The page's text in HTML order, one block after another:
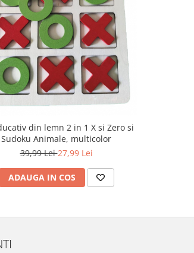
din lemn 2 in 1 X si Zero si
Sudoku Animale, multicolor
39,99 Lei27,99 Lei
ADAUGA IN COS